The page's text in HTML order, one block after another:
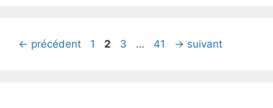
← précédent Page
1 Page
2 Page
3 … Page
41 → suivant